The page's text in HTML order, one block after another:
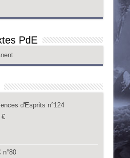
PdE
d'Esprits n°124
€
n°80